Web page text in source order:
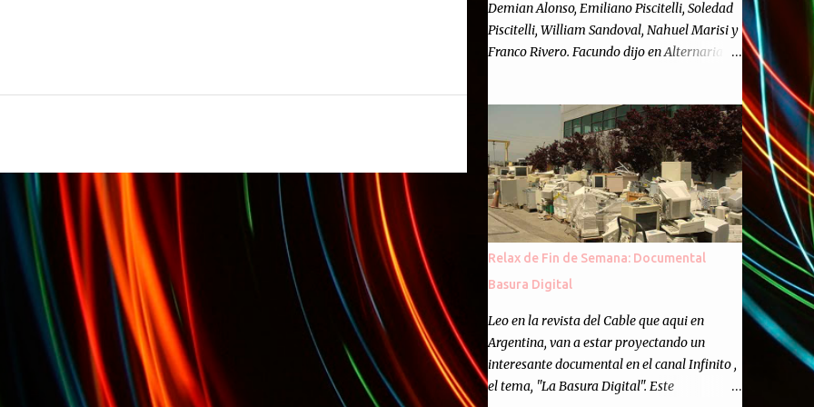
Demian Alonso, Emiliano Piscitelli, Soledad
Piscitelli, William Sandoval, Nahuel Marisi y
Franco Rivero. Facundo dijo en Alternaria :
Cincuenta ocasiones para ponernos en
contacto con ustedes y contarles las noticias
de tecnología más importantes, desde
nuestra propia óptica: un punto de vista
independiente e informal.Para festejarlo, se
nos ocurrió que estemos todos juntos; y
cuando digo "todos" me refiero a toda la
semanario como panelista, y a ustedes. Por
eso se nos ocurrió la idea de emitir video en
vivo. La tarea no fué facil, hubo que
coordinar horarios, preparar el estudio,
configurar muchos programejos y hacer
Relax de Fin de Semana: Documental
Basura Digital
Leo en la revista del Cable que aqui en
Argentina, van a estar proyectando un
interesante documental en el canal Infinito ,
el tema, "La Basura Digital". Este